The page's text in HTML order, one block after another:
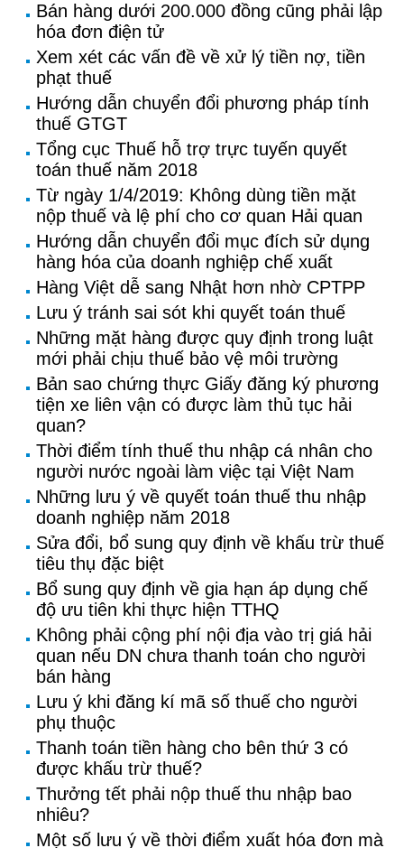
Bán hàng dưới 200.000 đồng cũng phải lập
hóa đơn điện tử
Xem xét các vấn đề về xử lý tiền nợ, tiền
phạt thuế
Hướng dẫn chuyển đổi phương pháp tính
thuế GTGT
Tổng cục Thuế hỗ trợ trực tuyến quyết
toán thuế năm 2018
Từ ngày 1/4/2019: Không dùng tiền mặt
nộp thuế và lệ phí cho cơ quan Hải quan
Hướng dẫn chuyển đổi mục đích sử dụng
hàng hóa của doanh nghiệp chế xuất
Hàng Việt dễ sang Nhật hơn nhờ CPTPP
Lưu ý tránh sai sót khi quyết toán thuế
Những mặt hàng được quy định trong luật
mới phải chịu thuế bảo vệ môi trường
Bản sao chứng thực Giấy đăng ký phương
tiện xe liên vận có được làm thủ tục hải
quan?
Thời điểm tính thuế thu nhập cá nhân cho
người nước ngoài làm việc tại Việt Nam
Những lưu ý về quyết toán thuế thu nhập
doanh nghiệp năm 2018
Sửa đổi, bổ sung quy định về khấu trừ thuế
tiêu thụ đặc biệt
Bổ sung quy định về gia hạn áp dụng chế
độ ưu tiên khi thực hiện TTHQ
Không phải cộng phí nội địa vào trị giá hải
quan nếu DN chưa thanh toán cho người
bán hàng
Lưu ý khi đăng kí mã số thuế cho người
phụ thuộc
Thanh toán tiền hàng cho bên thứ 3 có
được khấu trừ thuế?
Thưởng tết phải nộp thuế thu nhập bao
nhiêu?
Một số lưu ý về thời điểm xuất hóa đơn mà